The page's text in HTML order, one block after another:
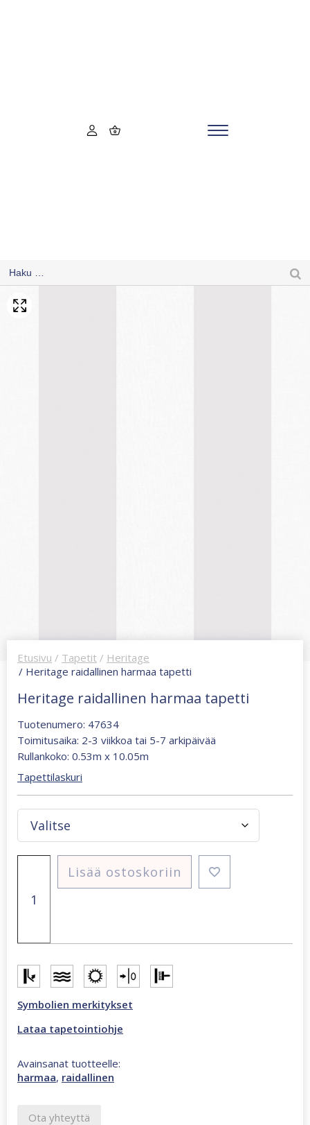
Etusivu / Tapetit / Heritage
/ Heritage raidallinen harmaa tapetti
Heritage raidallinen harmaa tapetti
Tuotenumero: 47634
Toimitusaika: 2-3 viikkoa tai 5-7 arkipäivää
Rullankoko: 0.53m x 10.05m
Tapettilaskuri
tapetti
Lisää ostoskoriin
Symbolien merkitykset
Lataa tapetointiohje
Avainsanat tuotteelle:
harmaa, raidallinen
Ota yhteyttä